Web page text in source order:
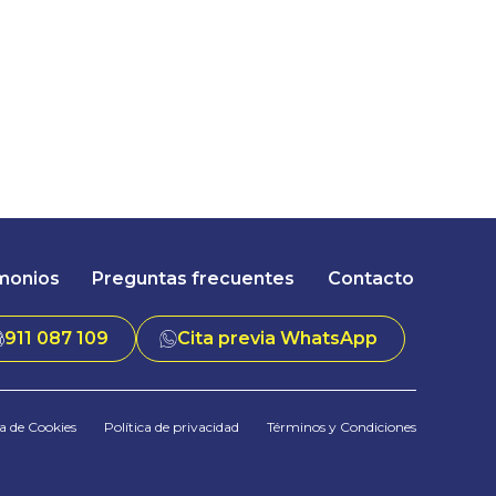
Preguntas frecuentes Contacto
911 087 109 Cita previa WhatsApp
de Cookies Política de privacidad Términos y Condiciones